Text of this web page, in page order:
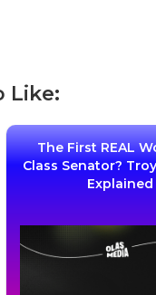
Like:
The First REAL
Class Senator?
Explained